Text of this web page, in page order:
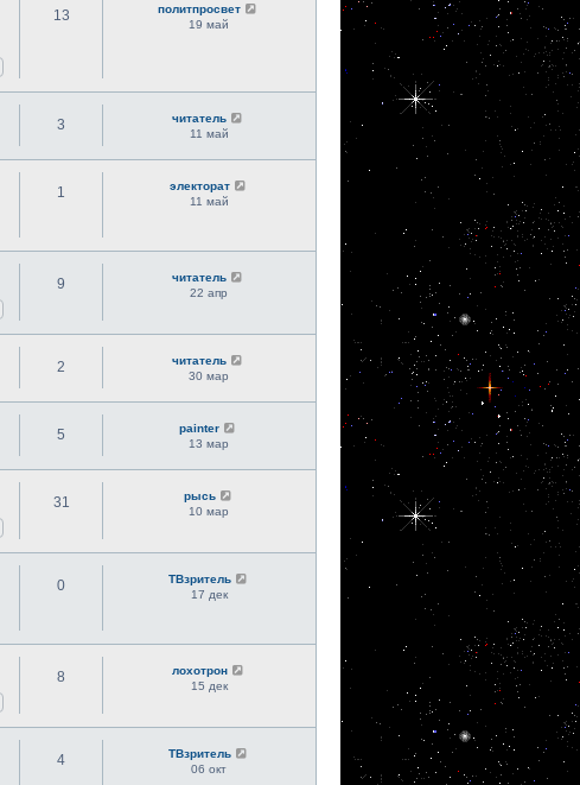
13
политпросвет
19 май
3
читатель
11 май
1
электорат
11 май
9
читатель
22 апр
2
читатель
30 мар
5
painter
13 мар
31
рысь
10 мар
0
ТВзритель
17 дек
8
лохотрон
15 дек
4
ТВзритель
06 окт